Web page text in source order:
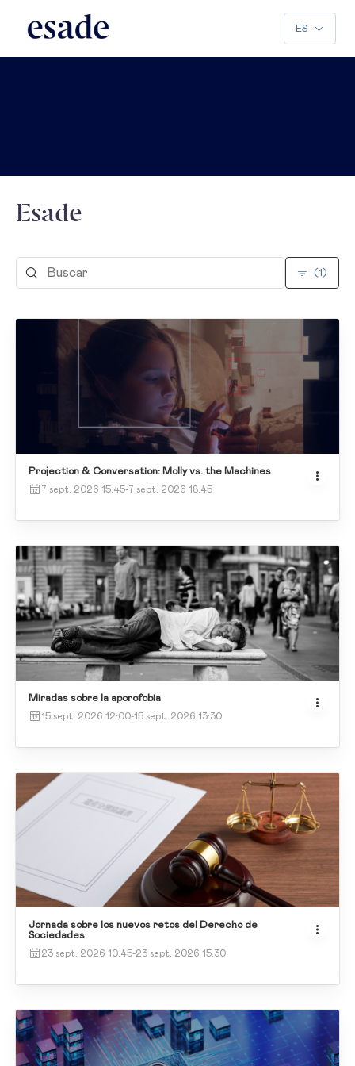
ES
Esade
(1)
Projection & Conversation: Molly vs. the Machines
7 sept. 2026 15:45-7 sept. 2026 18:45
Miradas sobre la aporofobia
15 sept. 2026 12:00-15 sept. 2026 13:30
Jornada sobre los nuevos retos del Derecho de
Sociedades
23 sept. 2026 10:45-23 sept. 2026 15:30